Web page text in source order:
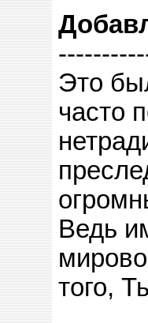
Это
часто
Ведь
того,